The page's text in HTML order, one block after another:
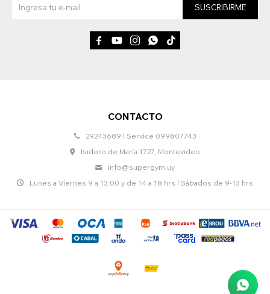
CONTACTO
29243689 | Service 099807743
Isidoro de María 1727, Montevideo
info@supergym.uy
Lunes a Viernes 9 a 13:00 y de 14 a 18 hrs | Sábados de 9-13 hrs
SUSCRIBIRME
    